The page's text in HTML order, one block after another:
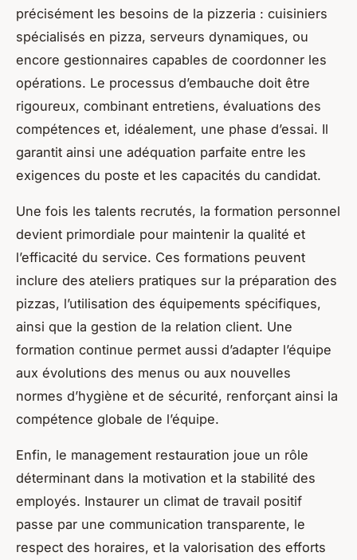
précisément les besoins de la pizzeria : cuisiniers
spécialisés en pizza, serveurs dynamiques, ou
encore gestionnaires capables de coordonner les
opérations. Le processus d’embauche doit être
rigoureux, combinant entretiens, évaluations des
compétences et, idéalement, une phase d’essai. Il
garantit ainsi une adéquation parfaite entre les
exigences du poste et les capacités du candidat.
Une fois les talents recrutés, la formation personnel
devient primordiale pour maintenir la qualité et
l’efficacité du service. Ces formations peuvent
inclure des ateliers pratiques sur la préparation des
pizzas, l’utilisation des équipements spécifiques,
ainsi que la gestion de la relation client. Une
formation continue permet aussi d’adapter l’équipe
aux évolutions des menus ou aux nouvelles
normes d’hygiène et de sécurité, renforçant ainsi la
compétence globale de l’équipe.
Enfin, le management restauration joue un rôle
déterminant dans la motivation et la stabilité des
employés. Instaurer un climat de travail positif
passe par une communication transparente, le
respect des horaires, et la valorisation des efforts